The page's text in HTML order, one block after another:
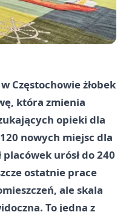
Częstochowie żłobek
która zmienia
opieki dla
nowych miejsc dla
placówek urósł do 240
ostatnie prace
ale skala
To jedna z